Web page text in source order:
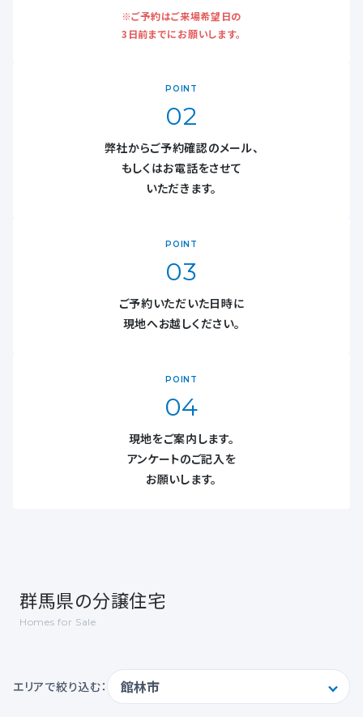
※ご予約はご来場希望日の
3日前までにお願いします。
POINT
02
弊社からご予約確認のメール、
もしくはお電話をさせて
いただきます。
POINT
03
ご予約いただいた日時に
現地へお越しください。
POINT
04
現地をご案内します。
アンケートのご記入を
お願いします。
群馬県の分譲住宅
Homes for Sale
エリアで絞り込む：